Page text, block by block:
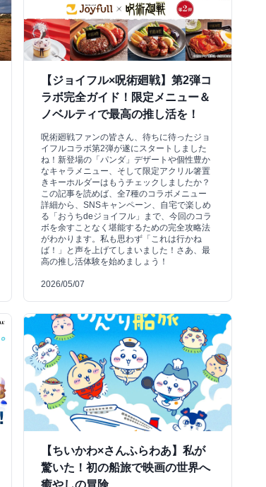
【ジョイフル×呪術廻戦】第2弾コ
ラボ完全ガイド！限定メニュー＆
ノベルティで最高の推し活を！
呪術廻戦ファンの皆さん、待ちに待ったジョ
イフルコラボ第2弾が遂にスタートしました
ね！新登場の「パンダ」デザートや個性豊か
なキャラメニュー、そして限定アクリル箸置
きキーホルダーはもうチェックしましたか？
この記事を読めば、全7種のコラボメニュー
詳細から、SNSキャンペーン、自宅で楽しめ
る「おうちdeジョイフル」まで、今回のコラ
ボを余すことなく堪能するための完全攻略法
がわかります。私も思わず「これは行かね
ば！」と声を上げてしまいました！さあ、最
高の推し活体験を始めましょう！
2026/05/07
【ちいかわ×さんふらわあ】私が
驚いた！初の船旅で映画の世界へ
癒やしの冒険